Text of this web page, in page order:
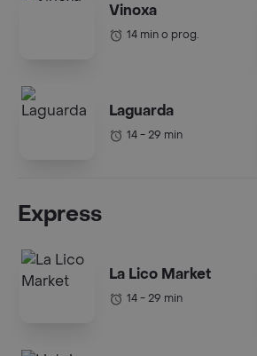
Vinoxa
14 min o prog.
Laguarda
14 - 29 min
Express
La Lico Market
14 - 29 min